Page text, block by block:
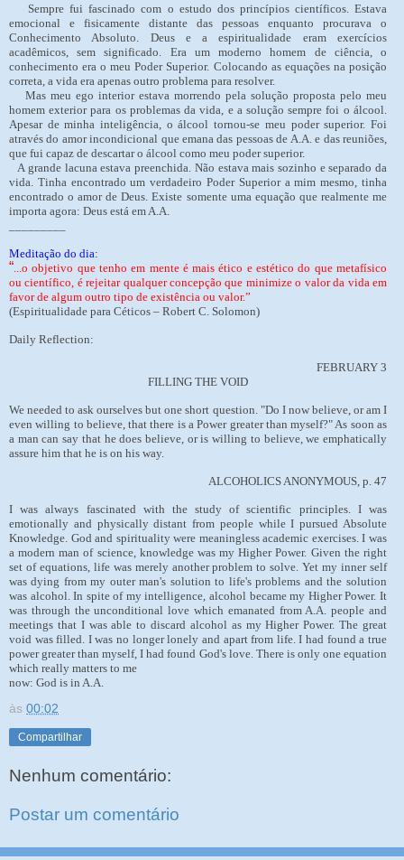
Sempre fui fascinado com o estudo dos princípios científicos. Estava
emocional e fisicamente distante das pessoas enquanto procurava o
Conhecimento Absoluto. Deus e a espiritualidade eram exercícios
acadêmicos, sem significado. Era um moderno homem de ciência, o
conhecimento era o meu Poder Superior. Colocando as equações na posição
correta, a vida era apenas outro problema para resolver.
Mas meu ego interior estava morrendo pela solução proposta pelo meu
homem exterior para os problemas da vida, e a solução sempre foi o álcool.
Apesar de minha inteligência, o álcool tornou-se meu poder superior. Foi
através do amor incondicional que emana das pessoas de A.A. e das reuniões,
que fui capaz de descartar o álcool como meu poder superior.
A grande lacuna estava preenchida. Não estava mais sozinho e separado da
vida. Tinha encontrado um verdadeiro Poder Superior a mim mesmo, tinha
encontrado o amor de Deus. Existe somente uma equação que realmente me
importa agora: Deus está em A.A.
Meditação do dia:
“ ...o objetivo que tenho em mente é mais ético e estético do que metafísico
ou científico, é rejeitar qualquer concepção que minimize o valor da vida em
favor de algum outro tipo de existência ou valor.”
(Espiritualidade para Céticos – Robert C. Solomon)
Daily Reflection:
FEBRUARY 3
FILLING THE VOID
We needed to ask ourselves but one short question. "Do I now believe, or am I
even willing to believe, that there is a Power greater than myself?" As soon as
a man can say that he does believe, or is willing to believe, we emphatically
assure him that he is on his way.
ALCOHOLICS ANONYMOUS, p. 47
I was always fascinated with the study of scientific principles. I was
emotionally and physically distant from people while I pursued Absolute
Knowledge. God and spirituality were meaningless academic exercises. I was
a modern man of science, knowledge was my Higher Power. Given the right
set of equations, life was merely another problem to solve. Yet my inner self
was dying from my outer man's solution to life's problems and the solution
was alcohol. In spite of my intelligence, alcohol became my Higher Power. It
was through the unconditional love which emanated from A.A. people and
meetings that I was able to discard alcohol as my Higher Power. The great
void was filled. I was no longer lonely and apart from life. I had found a true
power greater than myself, I had found God's love. There is only one equation
which really matters to me
now: God is in A.A.
às 00:02
Compartilhar
Nenhum comentário:
Postar um comentário